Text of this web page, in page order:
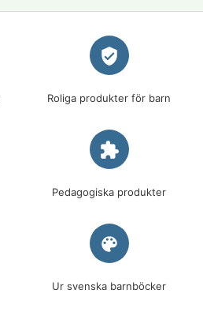
verified_user
Roliga produkter för barn
extension
Pedagogiska produkter
palette
Ur svenska barnböcker